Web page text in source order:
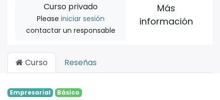
Curso privado
Please iniciar sesión
contactar un responsable
Más
información
Curso Reseñas
Empresarial Básico